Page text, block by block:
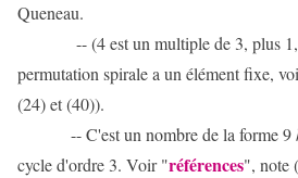
Queneau.
-- (4 est un multiple de 3, plus
permutation spirale a un élément fixe,
(24) et (40)).
-- C'est un nombre de la forme 9
cycle d'ordre 3. Voir "références",